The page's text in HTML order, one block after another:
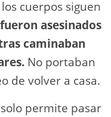
cuerpos siguen
asesinados
caminaban
No portaban
de volver a casa.
permite pasar